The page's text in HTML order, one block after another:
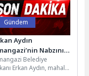
Gündem
Aydın
Nabzını
Tuttu
Belediye
Erkan Aydın, mahalle